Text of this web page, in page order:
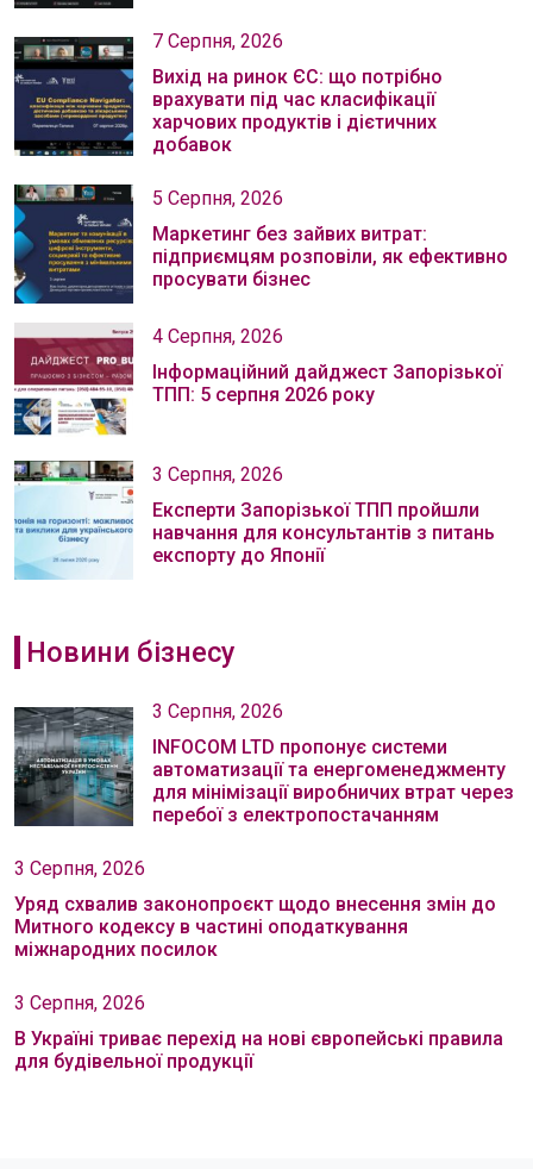
7 Серпня, 2026
Вихід на ринок ЄС: що потрібно
врахувати під час класифікації
харчових продуктів і дієтичних
добавок
5 Серпня, 2026
Маркетинг без зайвих витрат:
підприємцям розповіли, як ефективно
просувати бізнес
4 Серпня, 2026
Інформаційний дайджест Запорізької
ТПП: 5 серпня 2026 року
3 Серпня, 2026
Експерти Запорізької ТПП пройшли
навчання для консультантів з питань
експорту до Японії
Новини бізнесу
3 Серпня, 2026
INFOCOM LTD пропонує системи
автоматизації та енергоменеджменту
для мінімізації виробничих втрат через
перебої з електропостачанням
3 Серпня, 2026
Уряд схвалив законопроєкт щодо внесення змін до
Митного кодексу в частині оподаткування
міжнародних посилок
3 Серпня, 2026
В Україні триває перехід на нові європейські правила
для будівельної продукції